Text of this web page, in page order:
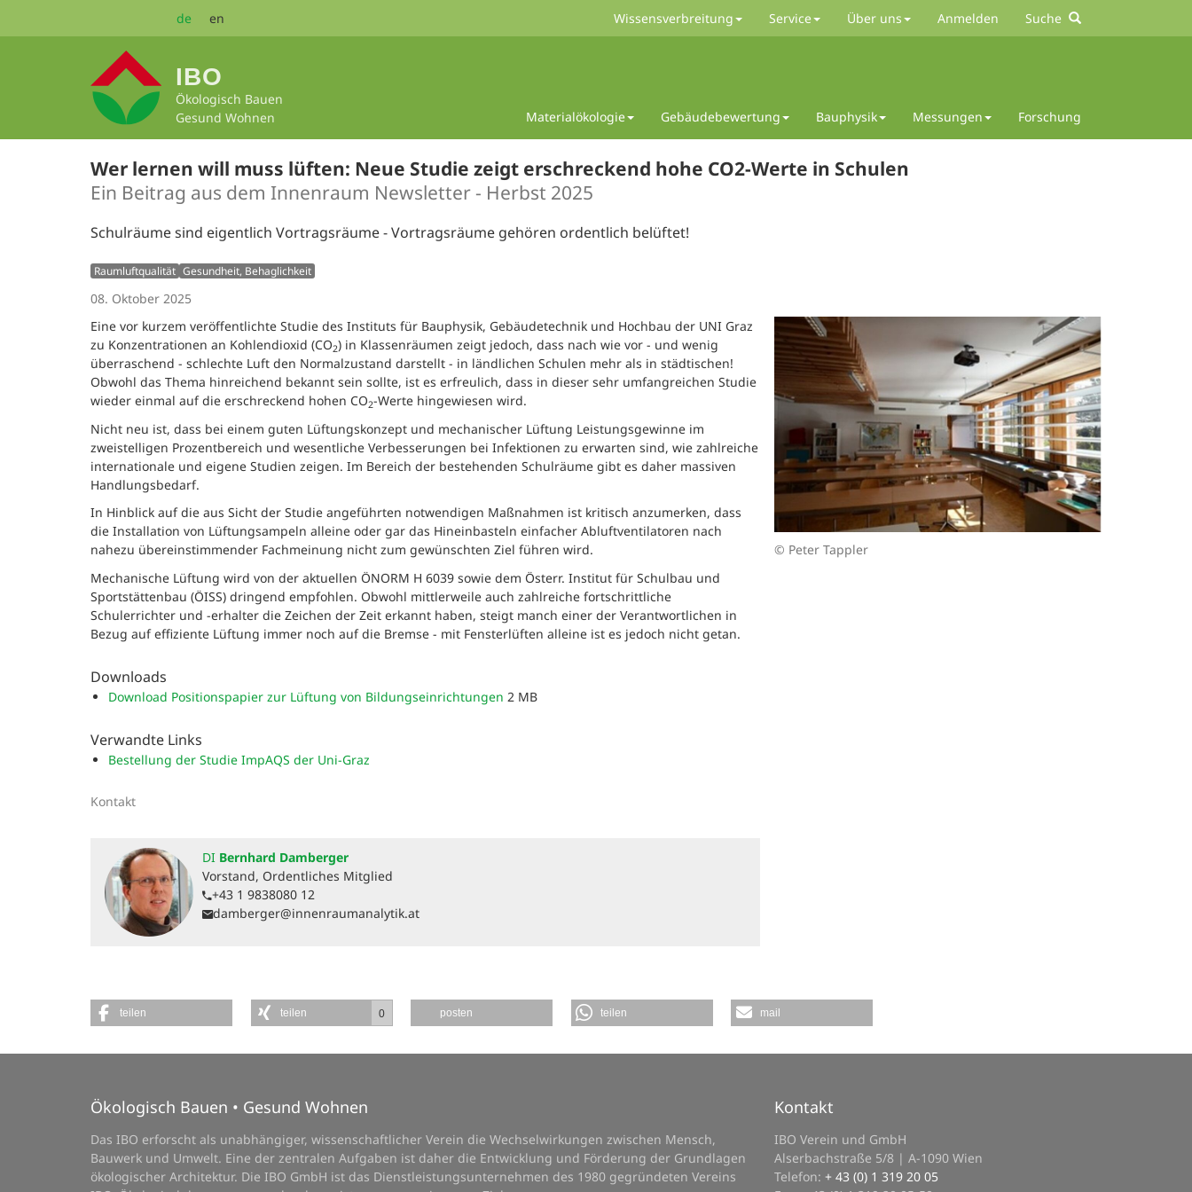
de en Wissensverbreitung Service Über uns Anmelden Suche
IBO
Ökologisch Bauen
Gesund Wohnen
Materialökologie Gebäudebewertung Bauphysik Messungen Forschung
Wer lernen will muss lüften: Neue Studie zeigt erschreckend hohe CO2-Werte in Schulen
Ein Beitrag aus dem Innenraum Newsletter - Herbst 2025
Schulräume sind eigentlich Vortragsräume - Vortragsräume gehören ordentlich belüftet!
Raumluftqualität Gesundheit, Behaglichkeit
08. Oktober 2025
Eine vor kurzem veröffentlichte Studie des Instituts für Bauphysik, Gebäudetechnik und Hochbau der UNI Graz
zu Konzentrationen an Kohlendioxid (CO2) in Klassenräumen zeigt jedoch, dass nach wie vor - und wenig
überraschend - schlechte Luft den Normalzustand darstellt - in ländlichen Schulen mehr als in städtischen!
Obwohl das Thema hinreichend bekannt sein sollte, ist es erfreulich, dass in dieser sehr umfangreichen Studie
wieder einmal auf die erschreckend hohen CO2-Werte hingewiesen wird.
Nicht neu ist, dass bei einem guten Lüftungskonzept und mechanischer Lüftung Leistungsgewinne im
zweistelligen Prozentbereich und wesentliche Verbesserungen bei Infektionen zu erwarten sind, wie zahlreiche
internationale und eigene Studien zeigen. Im Bereich der bestehenden Schulräume gibt es daher massiven
Handlungsbedarf.
In Hinblick auf die aus Sicht der Studie angeführten notwendigen Maßnahmen ist kritisch anzumerken, dass
die Installation von Lüftungsampeln alleine oder gar das Hineinbasteln einfacher Abluftventilatoren nach
nahezu übereinstimmender Fachmeinung nicht zum gewünschten Ziel führen wird.
Mechanische Lüftung wird von der aktuellen ÖNORM H 6039 sowie dem Österr. Institut für Schulbau und
Sportstättenbau (ÖISS) dringend empfohlen. Obwohl mittlerweile auch zahlreiche fortschrittliche
Schulerrichter und -erhalter die Zeichen der Zeit erkannt haben, steigt manch einer der Verantwortlichen in
Bezug auf effiziente Lüftung immer noch auf die Bremse - mit Fensterlüften alleine ist es jedoch nicht getan.
Downloads
Download Positionspapier zur Lüftung von Bildungseinrichtungen 2 MB
Verwandte Links
Bestellung der Studie ImpAQS der Uni-Graz
Kontakt
DI Bernhard Damberger
Vorstand, Ordentliches Mitglied
+43 1 9838080 12
damberger@innenraumanalytik.at
© Peter Tappler
teilen teilen 0 posten teilen mail
Ökologisch Bauen • Gesund Wohnen
Das IBO erforscht als unabhängiger, wissenschaftlicher Verein die Wechselwirkungen zwischen Mensch,
Bauwerk und Umwelt. Eine der zentralen Aufgaben ist daher die Entwicklung und Förderung der Grundlagen
ökologischer Architektur. Die IBO GmbH ist das Dienstleistungsunternehmen des 1980 gegründeten Vereins
Kontakt
IBO Verein und GmbH
Alserbachstraße 5/8 | A-1090 Wien
Telefon: + 43 (0) 1 319 20 05